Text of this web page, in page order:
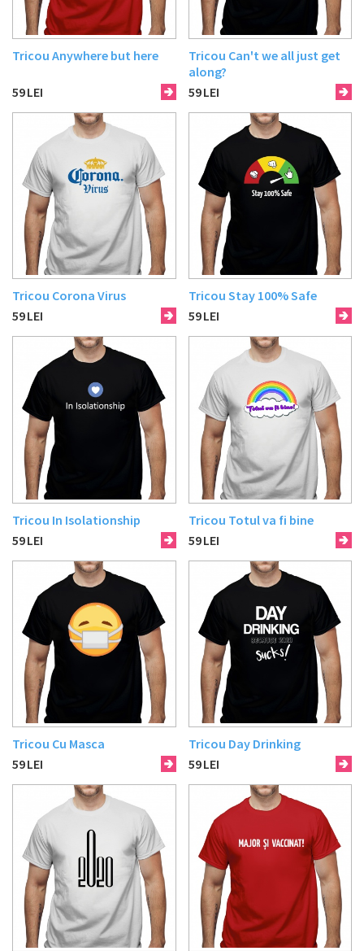
Tricou Anywhere but here
59LEI
Tricou Can't we all just get
along?
59LEI
Tricou Corona Virus
59LEI
Tricou Stay 100% Safe
59LEI
Tricou In Isolationship
59LEI
Tricou Totul va fi bine
59LEI
Tricou Cu Masca
59LEI
Tricou Day Drinking
59LEI